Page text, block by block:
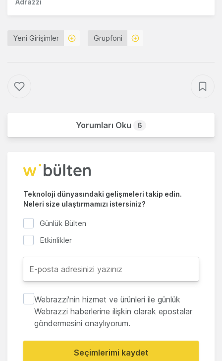
Adrazzi
Yeni Girişimler Grupfoni
Yorumları Oku 6
Teknoloji dünyasındaki gelişmeleri takip edin.
Neleri size ulaştırmamızı istersiniz?
Günlük Bülten
Etkinlikler
Webrazzi'nin hizmet ve ürünleri ile günlük
Webrazzi haberlerine ilişkin olarak epostalar
göndermesini onaylıyorum.
Seçimlerimi kaydet